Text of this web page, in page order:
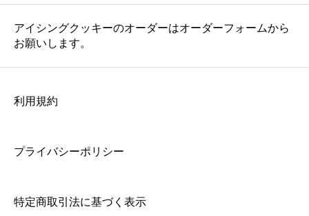
アイシングクッキーのオーダーはオーダーフォームから
お願いします。
利用規約
プライバシーポリシー
特定商取引法に基づく表示